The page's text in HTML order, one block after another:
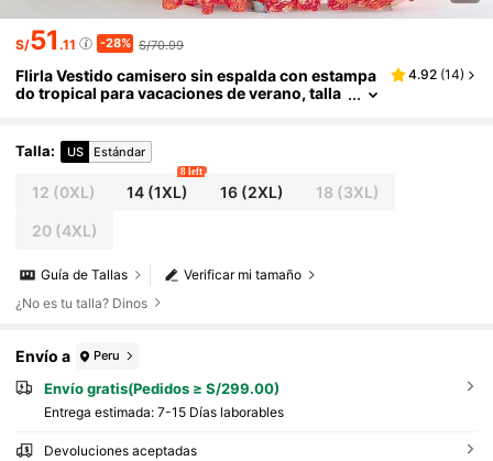
S/51.11 -28% S/70.99
Flirla Vestido camisero sin espalda con estampa
do tropical para vacaciones de verano, talla
4.92 (14)
Talla: US Estándar
12 (0XL) 14 (1XL)
8 left
16(2XL) 18 (3XL)
20(4XL)
Verificar mi tamaño
Guía de Tallas
¿No es tu talla? Dinos
Envío a Peru
Envío gratis(Pedidos ≥ S/299.00)
Entrega estimada: 7-15 Días laborables
Devoluciones aceptadas